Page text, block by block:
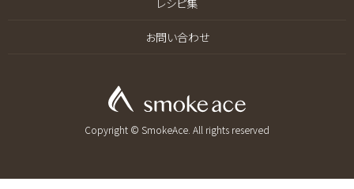
お問い合わせ
Copyright © SmokeAce. All rights reserved